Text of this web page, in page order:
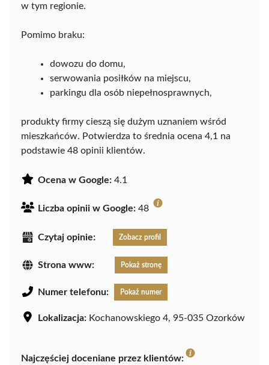
w tym regionie.
Pomimo braku:
dowozu do domu,
serwowania posiłków na miejscu,
parkingu dla osób niepełnosprawnych,
produkty firmy cieszą się dużym uznaniem wśród
mieszkańców. Potwierdza to średnia ocena 4,1 na
podstawie 48 opinii klientów.
Ocena w Google: 4.1
Liczba opinii w Google: 48
Czytaj opinie: Zobacz profil
Strona www: Pokaż stronę
Numer telefonu: Pokaż numer
Lokalizacja: Kochanowskiego 4, 95-035 Ozorków
Najczęściej doceniane przez klientów: